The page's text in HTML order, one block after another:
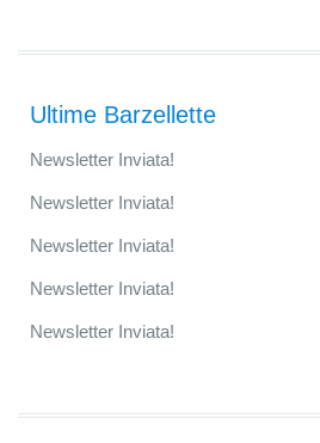
Ultime Barzellette
Newsletter Inviata!
Newsletter Inviata!
Newsletter Inviata!
Newsletter Inviata!
Newsletter Inviata!